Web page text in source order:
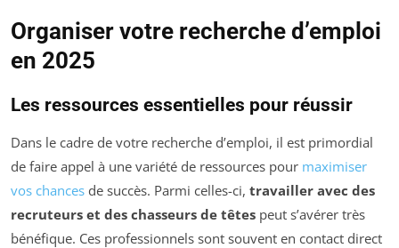
Organiser votre recherche d’emploi
en 2025
Les ressources essentielles pour réussir
Dans le cadre de votre recherche d’emploi, il est primordial
de faire appel à une variété de ressources pour maximiser
vos chances de succès. Parmi celles-ci, travailler avec des
recruteurs et des chasseurs de têtes peut s’avérer très
bénéfique. Ces professionnels sont souvent en contact direct